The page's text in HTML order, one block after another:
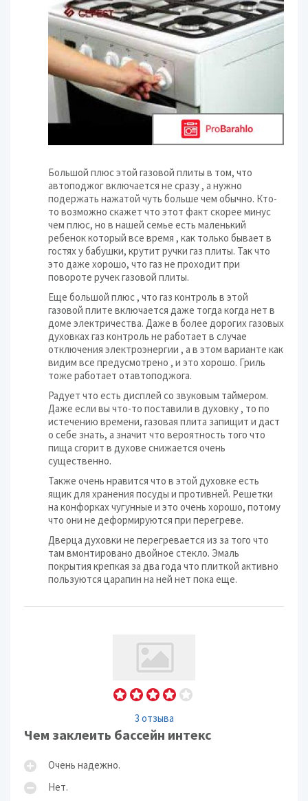
Большой плюс этой газовой плиты в том, что
автоподжог включается не сразу , а нужно
подержать нажатой чуть больше чем обычно. Кто-
то возможно скажет что этот факт скорее минус
чем плюс, но в нашей семье есть маленький
ребенок который все время , как только бывает в
гостях у бабушки, крутит ручки газ плиты. Так что
это даже хорошо, что газ не проходит при
повороте ручек газовой плиты.
Еще большой плюс , что газ контроль в этой
газовой плите включается даже тогда когда нет в
доме электричества. Даже в более дорогих газовых
духовках газ контроль не работает в случае
отключения электроэнергии , а в этом варианте как
видим все предусмотрено , и это хорошо. Гриль
тоже работает отавтоподжога.
Радует что есть дисплей со звуковым таймером.
Даже если вы что-то поставили в духовку , то по
истечению времени, газовая плита запищит и даст
о себе знать, а значит что вероятность того что
пища сгорит в духове снижается очень
существенно.
Также очень нравится что в этой духовке есть
ящик для хранения посуды и противней. Решетки
на конфорках чугунные и это очень хорошо, потому
что они не деформируются при перегреве.
Дверца духовки не перегревается из за того что
там вмонтировано двойное стекло. Эмаль
покрытия крепкая за два года что плиткой активно
пользуются царапин на ней нет пока еще.
3 отзыва
Чем заклеить бассейн интекс
Очень надежно.
Нет.